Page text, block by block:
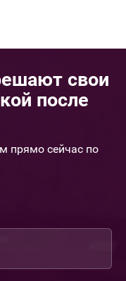
свои
после
прямо сейчас по